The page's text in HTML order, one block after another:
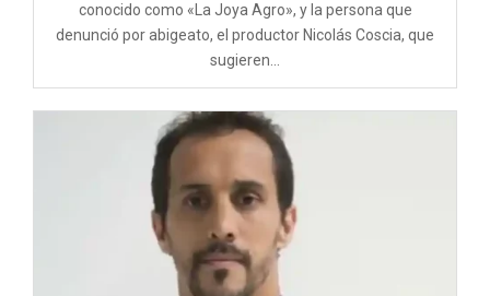
conocido como «La Joya Agro», y la persona que
denunció por abigeato, el productor Nicolás Coscia, que
sugieren...